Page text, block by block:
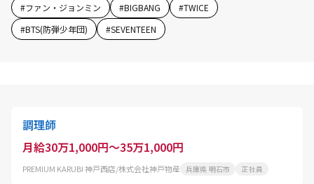
#ファン・ジョンミン #BIGBANG #TWICE
#BTS(防弾少年団) #SEVENTEEN
調理師
月給30万1,000円～35万1,000円
PREMIUM KARUBI 神戸西店/株式会社神戸物産 兵庫県 明石市 正社員